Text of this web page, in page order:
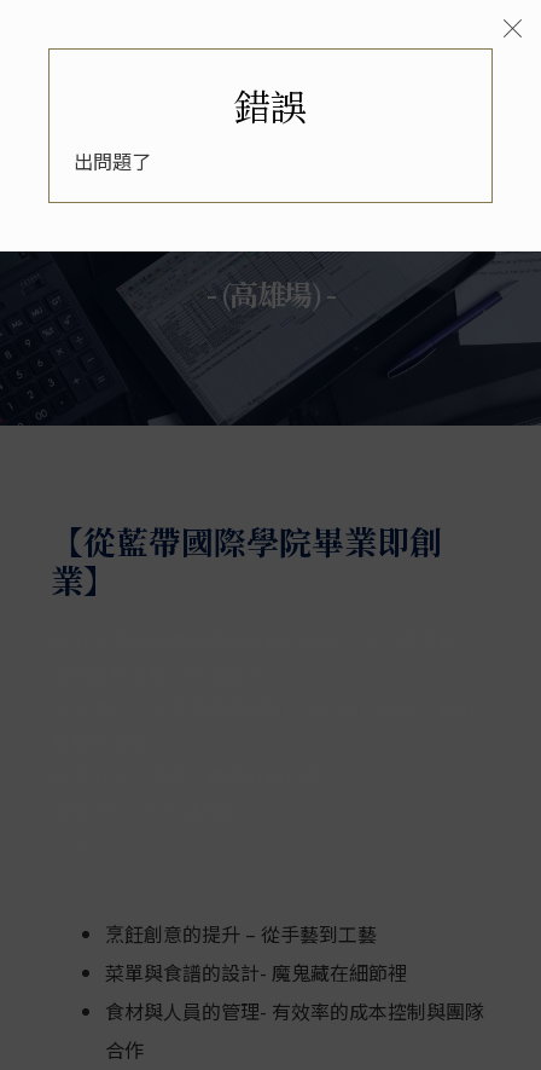
- (高雄場) -
【從藍帶國際學院畢業即創
業】
烹飪創意的提升 – 從手藝到工藝
菜單與食譜的設計- 魔鬼藏在細節裡
食材與人員的管理- 有效率的成本控制與團隊
合作
錯誤
出問題了